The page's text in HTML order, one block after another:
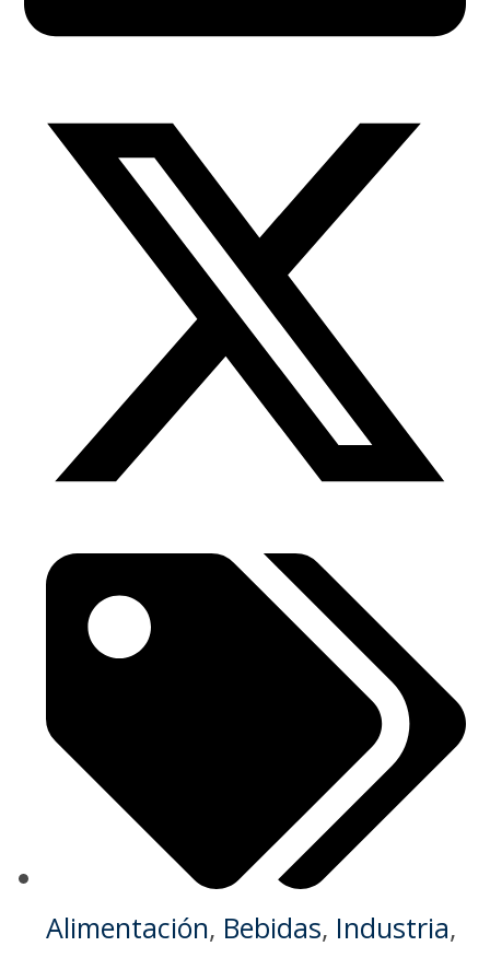
Alimentación, Bebidas, Industria,